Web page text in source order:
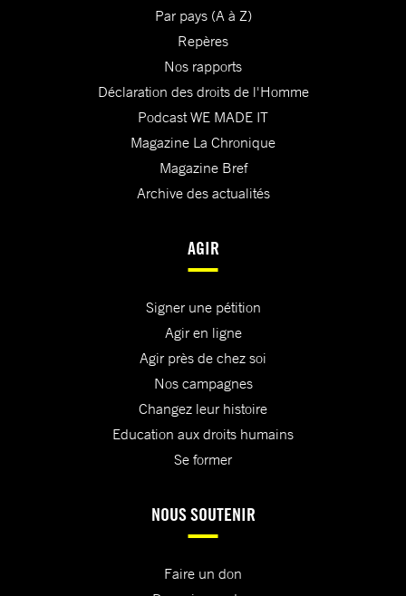
Par pays (A à Z)
Repères
Nos rapports
Déclaration des droits de l'Homme
Podcast WE MADE IT
Magazine La Chronique
Magazine Bref
Archive des actualités
AGIR
Signer une pétition
Agir en ligne
Agir près de chez soi
Nos campagnes
Changez leur histoire
Education aux droits humains
Se former
NOUS SOUTENIR
Faire un don